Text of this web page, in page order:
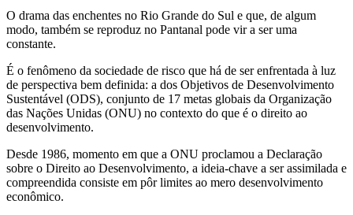
O drama das enchentes no Rio Grande do Sul e que, de algum
modo, também se reproduz no Pantanal pode vir a ser uma
constante.
É o fenômeno da sociedade de risco que há de ser enfrentada à luz
de perspectiva bem definida: a dos Objetivos de Desenvolvimento
Sustentável (ODS), conjunto de 17 metas globais da Organização
das Nações Unidas (ONU) no contexto do que é o direito ao
desenvolvimento.
Desde 1986, momento em que a ONU proclamou a Declaração
sobre o Direito ao Desenvolvimento, a ideia-chave a ser assimilada e
compreendida consiste em pôr limites ao mero desenvolvimento
econômico.